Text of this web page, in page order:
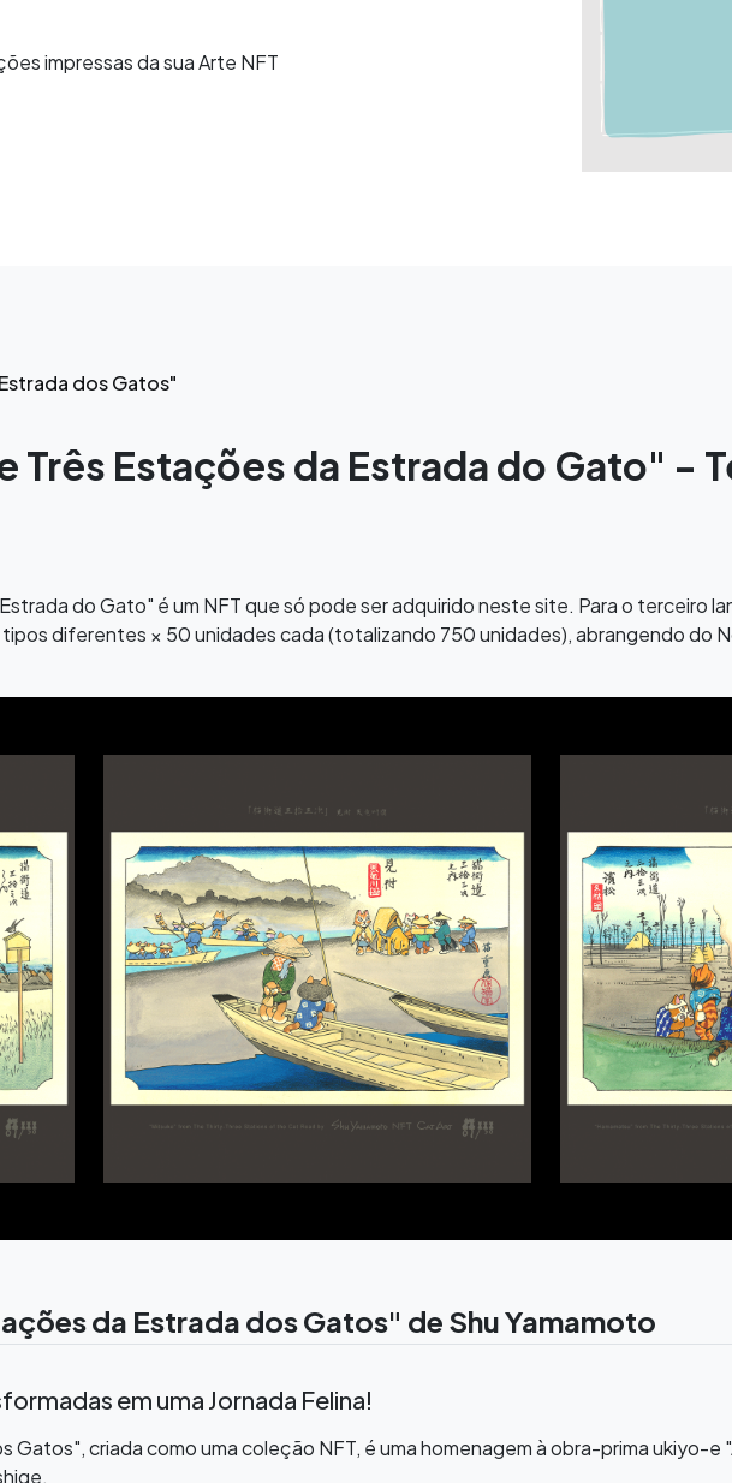
impressas da sua Arte NFT
dos Gatos"
Três Estações da Estrada do Gato" -
do Gato" é um NFT que só pode ser adquirido neste site. Para o terceiro
diferentes × 50 unidades cada (totalizando 750 unidades), abrangendo do
da Estrada dos Gatos" de Shu Yamamoto
em uma Jornada Felina!
Gatos", criada como uma coleção NFT, é uma homenagem à obra-prima ukiyo-e